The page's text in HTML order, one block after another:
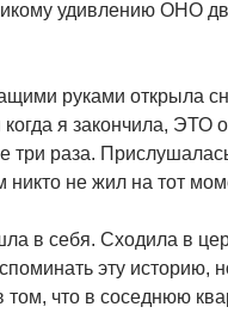
удивлению ОНО
руками открыла
я закончила, ЭТО
три раза.
не жил на тот
в себя. Сходила в
эту историю,
что в соседнюю